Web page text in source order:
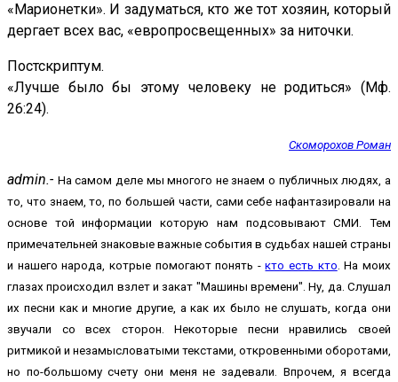
«Марионетки». И задуматься, кто же тот хозяин, который
дергает всех вас, «европросвещенных» за ниточки.
Постскриптум.
«Лучше было бы этому человеку не родиться» (Мф.
26:24).
Скоморохов Роман
admin.- На самом деле мы многого не знаем о публичных людях, а
то, что знаем, то, по большей части, сами себе нафантазировали на
основе той информации которую нам подсовывают СМИ. Тем
примечательней знаковые важные события в судьбах нашей страны
и нашего народа, котрые помогают понять -кто есть кто. На моих
глазах происходил взлет и закат "Машины времени". Ну, да. Слушал
их песни как и многие другие, а как их было не слушать, когда они
звучали со всех сторон. Некоторые песни нравились своей
ритмикой и незамысловатыми текстами, откровенными оборотами,
но по-большому счету они меня не задевали. Впрочем, я всегда